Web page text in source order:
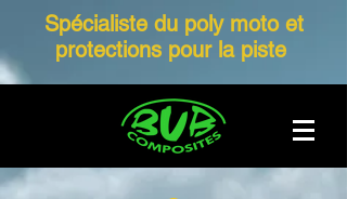
Spécialiste du poly moto et
protections pour la piste